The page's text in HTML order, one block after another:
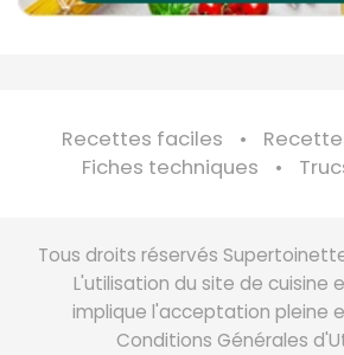
Recettes faciles
Fiches techniques
Tous droits réservés
L'utilisation du site de cuisine
implique l'acceptation pleine
Conditions Générales